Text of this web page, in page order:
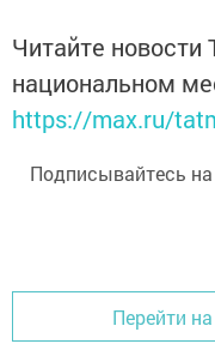
Читайте новости
национальном
https://max.ru/
Подписывайтесь на
Перейти